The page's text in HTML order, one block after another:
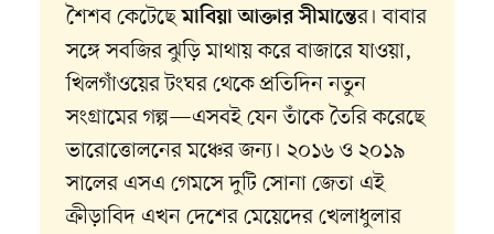
শৈশব কেটেছেমাবিয়া আক্তার সীমান্তের। বাবার
সঙ্গে সবজির ঝুড়ি মাথায় করে বাজারে যাওয়া,
খিলগাঁওয়ের টংঘর থেকে প্রতিদিন নতুন
সংগ্রামের গল্প—এসবই যেন তাঁকে তৈরি করেছে
ভারোত্তোলনের মঞ্চের জন্য। ২০১৬ ও ২০১৯
সালের এসএ গেমসে দুটি সোনা জেতা এই
ক্রীড়াবিদ এখন দেশের মেয়েদের খেলাধুলার